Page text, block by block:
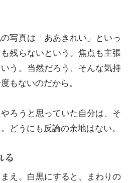
写真は「ああきれい」といっ
残らないという。焦点も主張
う。当然だろう、そんな気持
もないのだから。
ろうと思っていた自分は、そ
どうにも反論の余地はない。
る
まえ。白黒にすると、まわりの